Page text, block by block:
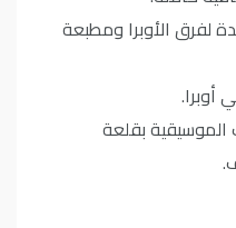
جديدة لفرق الأوبرا ومطبعة
أوبرا.
بقلعة